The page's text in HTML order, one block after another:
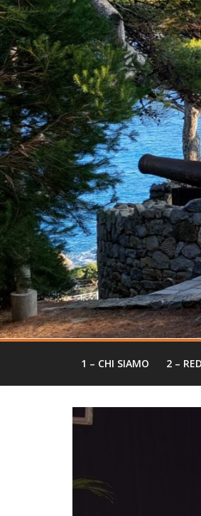
1 – CHI SIAMO 2 –